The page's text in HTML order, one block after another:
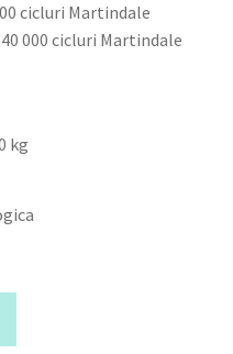
cicluri Martindale
000 cicluri Martindale
kg